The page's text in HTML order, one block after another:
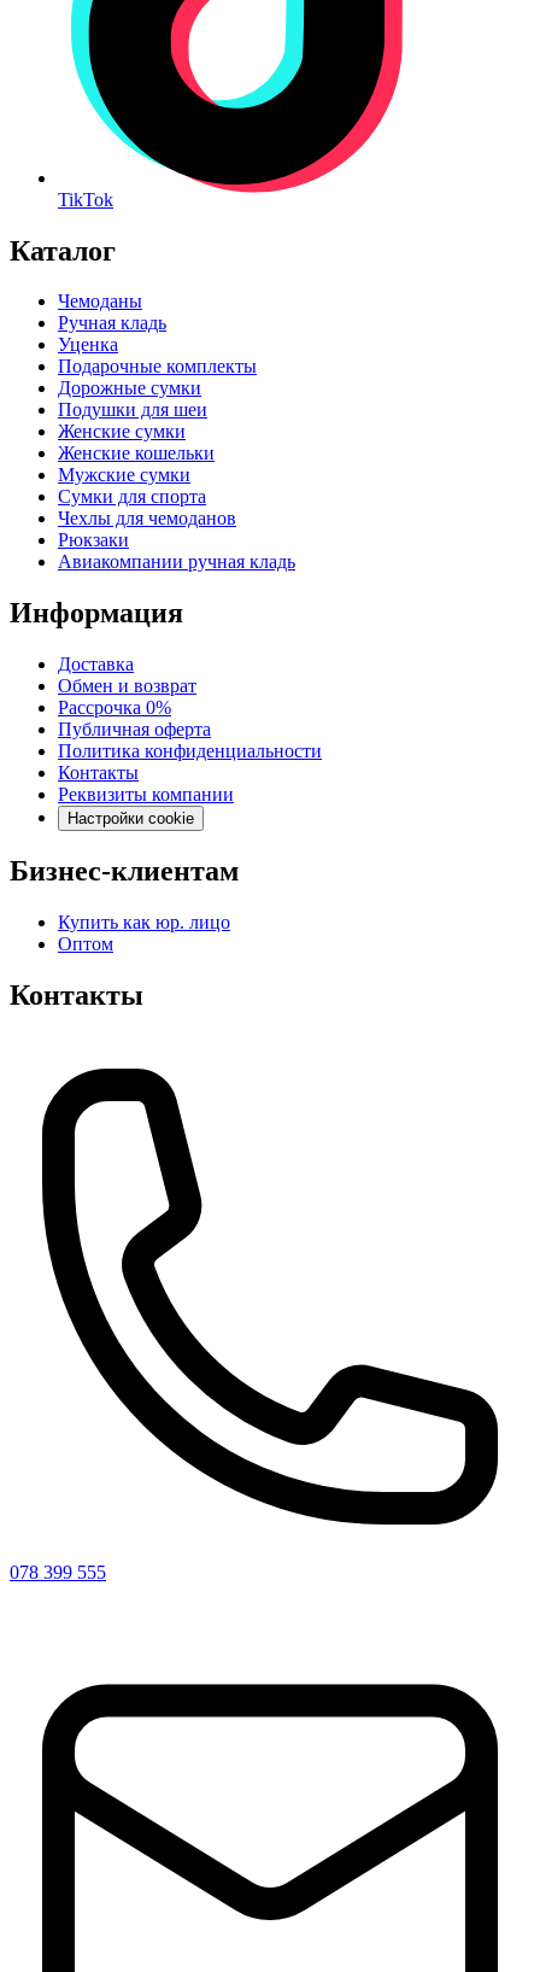
TikTok
Каталог
Чемоданы
Ручная кладь
Уценка
Подарочные комплекты
Дорожные сумки
Подушки для шеи
Женские сумки
Женские кошельки
Мужские сумки
Сумки для спорта
Чехлы для чемоданов
Рюкзаки
Авиакомпании ручная кладь
Информация
Доставка
Обмен и возврат
Рассрочка 0%
Публичная оферта
Политика конфиденциальности
Контакты
Реквизиты компании
Настройки cookie
Бизнес-клиентам
Купить как юр. лицо
Оптом
Контакты
078 399 555